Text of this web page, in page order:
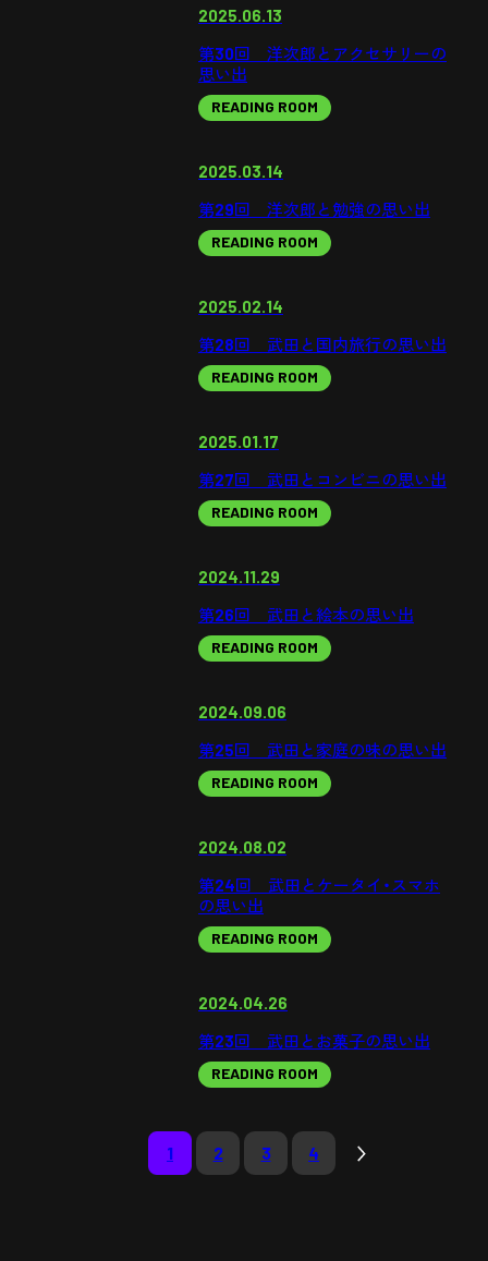
2025.06.13
第30回 洋次郎とアクセサリーの
思い出
READING ROOM
2025.03.14
第29回 洋次郎と勉強の思い出
READING ROOM
2025.02.14
第28回 武田と国内旅行の思い出
READING ROOM
2025.01.17
第27回 武田とコンビニの思い出
READING ROOM
2024.11.29
第26回 武田と絵本の思い出
READING ROOM
2024.09.06
第25回 武田と家庭の味の思い出
READING ROOM
2024.08.02
第24回 武田とケータイ・スマホ
の思い出
READING ROOM
2024.04.26
第23回 武田とお菓子の思い出
READING ROOM
1 2 3 4